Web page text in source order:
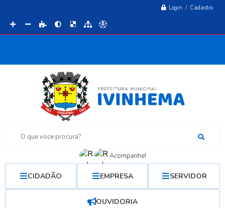
Login / Cadastro
O que voce procura?
Acompanhe!
CIDADÃO EMPRESA SERVIDOR
OUVIDORIA